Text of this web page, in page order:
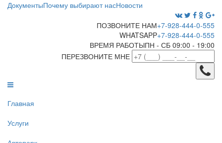
ДокументыПочему выбирают насНовости
ПОЗВОНИТЕ НАМ+7-928-444-0-555
WHATSAPP+7-928-444-0-555
ВРЕМЯ РАБОТЫПН - СБ 09:00 - 19:00
ПЕРЕЗВОНИТЕ МНЕ
Главная
Услуги